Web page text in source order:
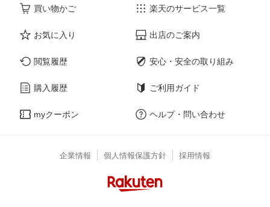
買い物かご
お気に入り
閲覧履歴
購入履歴
myクーポン
楽天のサービス一覧
出店のご案内
安心・安全の取り組み
ご利用ガイド
ヘルプ・問い合わせ
企業情報 個人情報保護方針 採用情報